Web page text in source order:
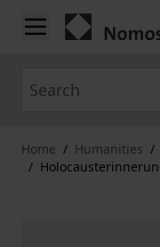
Skip to Content
Home / Humanities /
/